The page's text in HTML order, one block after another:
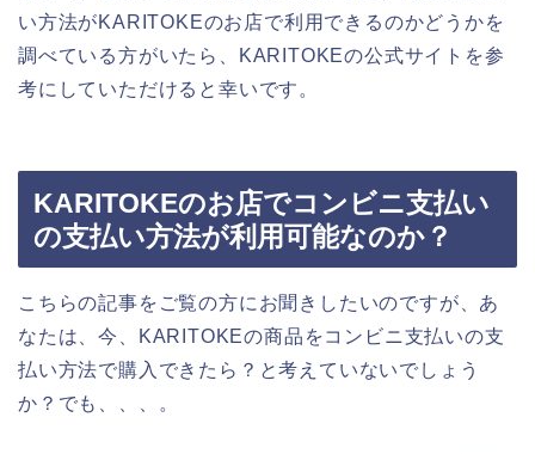
い方法がKARITOKEのお店で利用できるのかどうかを
調べている方がいたら、KARITOKEの公式サイトを参
考にしていただけると幸いです。
KARITOKEのお店でコンビニ支払い
の支払い方法が利用可能なのか？
こちらの記事をご覧の方にお聞きしたいのですが、あ
なたは、今、KARITOKEの商品をコンビニ支払いの支
払い方法で購入できたら？と考えていないでしょう
か？でも、、、。